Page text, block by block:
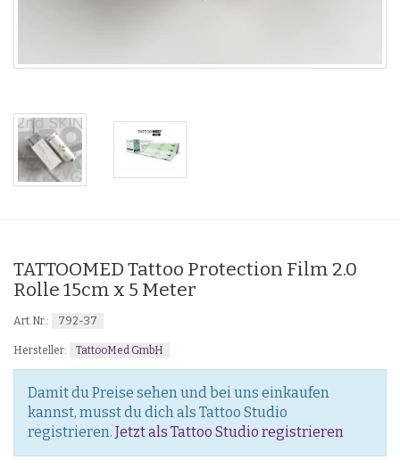
TATTOOMED Tattoo Protection Film 2.0
Rolle 15cm x 5 Meter
Art.Nr.: 792-37
Hersteller: TattooMed GmbH
Damit du Preise sehen und bei uns einkaufen
kannst, musst du dich als Tattoo Studio
registrieren. Jetzt als Tattoo Studio registrieren